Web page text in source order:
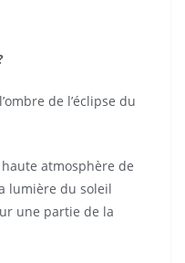
de l’éclipse du
atmosphère de
lumière du soleil
une partie de la